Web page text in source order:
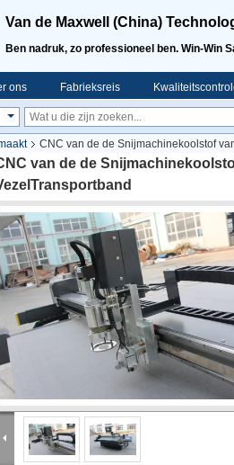
Van de Maxwell (China)
Ben nadruk, zo professioneel ben. Win-Win
ons Fabrieksreis
CNC van de de Snijmachinekoolstof
van de de